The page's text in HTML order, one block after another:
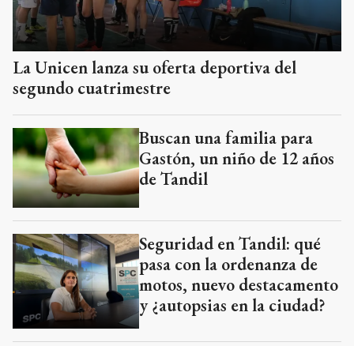
La Unicen lanza su oferta deportiva del
segundo cuatrimestre
Buscan una familia para
Gastón, un niño de 12 años
de Tandil
Seguridad en Tandil: qué
pasa con la ordenanza de
motos, nuevo destacamento
y ¿autopsias en la ciudad?